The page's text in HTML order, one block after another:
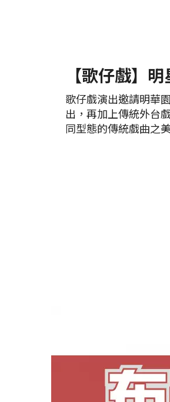
【歌仔戲】
歌仔戲演出邀請明華
出，再加上傳統外台
同型態的傳統戲曲之美